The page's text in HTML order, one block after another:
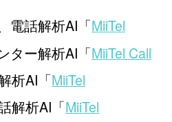
電話解析AI「MiiTel
ター解析AI「MiiTel Call
析AI「MiiTel
解析AI「MiiTel